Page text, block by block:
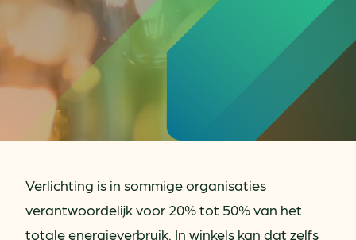
Verlichting is in sommige organisaties
verantwoordelijk voor 20% tot 50% van het
totale energieverbruik. In winkels kan dat zelfs